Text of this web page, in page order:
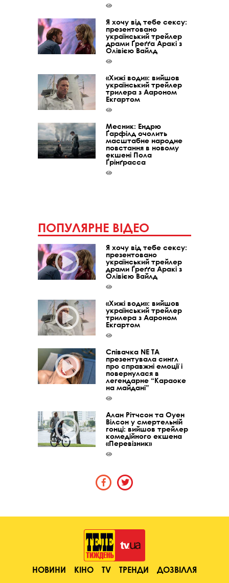
Я хочу від тебе сексу:
презентовано
український трейлер
драми Ґреґґа Аракі з
Олівією Вайлд
«Хижі води»: вийшов
український трейлер
трилера з Аароном
Екгартом
Месник: Ендрю
Ґарфілд очолить
масштабне народне
повстання в новому
екшені Пола
Ґрінґрасса
ПОПУЛЯРНЕ ВІДЕО
Я хочу від тебе сексу:
презентовано
український трейлер
драми Ґреґґа Аракі з
Олівією Вайлд
«Хижі води»: вийшов
український трейлер
трилера з Аароном
Екгартом
Співачка NE TA
презентувала сингл
про справжні емоції і
повернулася в
легендарне “Караоке
на майдані”
Алан Рітчсон та Оуен
Вілсон у смертельній
гонці: вийшов трейлер
комедійного екшена
«Перевізник»
НОВИНИ КІНО TV ТРЕНДИ
ДОЗВІЛЛЯ